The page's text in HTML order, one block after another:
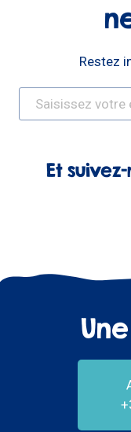
Restez
Et